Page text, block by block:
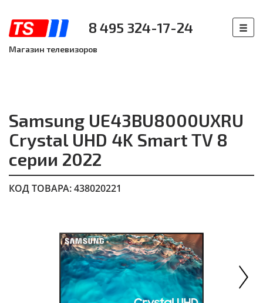
8 495 324-17-24
Магазин телевизоров
Samsung UE43BU8000UXRU
Crystal UHD 4K Smart TV 8
серии 2022
КОД ТОВАРА: 438020221